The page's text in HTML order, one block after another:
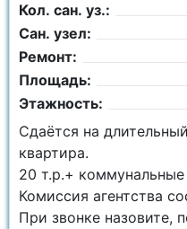
Кол. сан. уз.:
Сан. узел:
Ремонт:
Площадь:
Этажность:
Сдаётся на
квартира.
20 т.р.+ коммунальные
Комиссия агентства
При звонке назовите,